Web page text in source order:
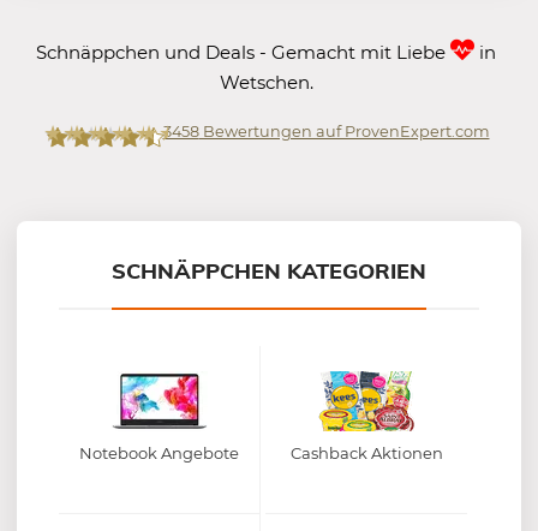
Schnäppchen und Deals - Gemacht mit Liebe
in
Wetschen.
3458Bewertungen auf ProvenExpert.com
SCHNÄPPCHEN KATEGORIEN
Notebook Angebote Cashback Aktionen